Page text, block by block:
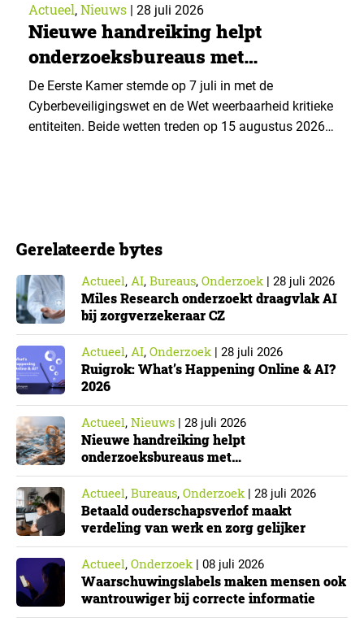
Actueel, Nieuws | 28 juli 2026
Nieuwe handreiking helpt
onderzoeksbureaus met
Cyberbeveiligingswet
De Eerste Kamer stemde op 7 juli in met de
Cyberbeveiligingswet en de Wet weerbaarheid kritieke
entiteiten. Beide wetten treden op 15 augustus 2026
onderzoeksorganisatie. De toepasselijkheid…
Gerelateerde bytes
Actueel, AI, Bureaus, Onderzoek| 28 juli 2026
Miles Research onderzoekt draagvlak AI
bij zorgverzekeraar CZ
Actueel, AI, Onderzoek| 28 juli 2026
Ruigrok: What’s Happening Online & AI?
2026
Actueel, Nieuws | 28 juli 2026
Nieuwe handreiking helpt
onderzoeksbureaus met
Cyberbeveiligingswet
Actueel, Bureaus, Onderzoek| 28 juli 2026
Betaald ouderschapsverlof maakt
verdeling van werk en zorg gelijker
Actueel, Onderzoek| 08 juli 2026
Waarschuwingslabels maken mensen ook
wantrouwiger bij correcte informatie